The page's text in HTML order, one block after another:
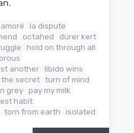
la dispute
octahed
dürer kert
hold on through all
another libido wins
the secret turn of mind
grey pay my milk
habit
torn from earth isolated